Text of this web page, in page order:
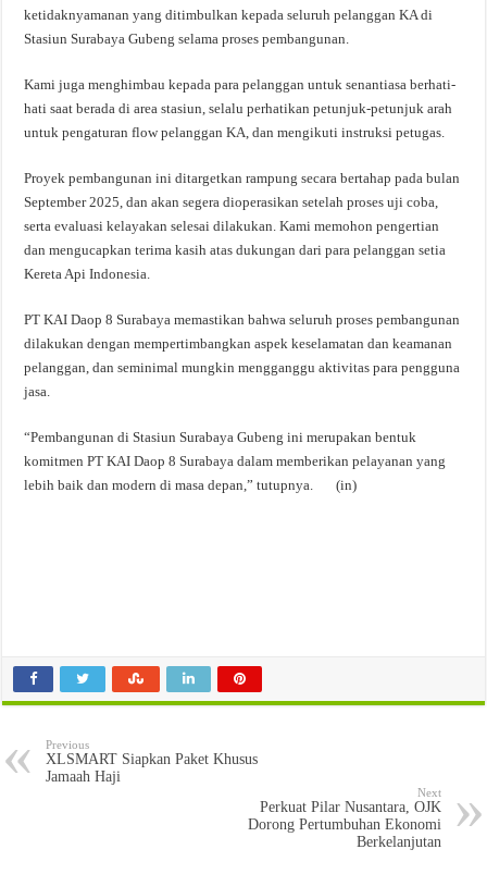
ketidaknyamanan yang ditimbulkan kepada seluruh pelanggan KA di
Stasiun Surabaya Gubeng selama proses pembangunan.
Kami juga menghimbau kepada para pelanggan untuk senantiasa berhati-
hati saat berada di area stasiun, selalu perhatikan petunjuk-petunjuk arah
untuk pengaturan flow pelanggan KA, dan mengikuti instruksi petugas.
Proyek pembangunan ini ditargetkan rampung secara bertahap pada bulan
September 2025, dan akan segera dioperasikan setelah proses uji coba,
serta evaluasi kelayakan selesai dilakukan. Kami memohon pengertian
dan mengucapkan terima kasih atas dukungan dari para pelanggan setia
Kereta Api Indonesia.
PT KAI Daop 8 Surabaya memastikan bahwa seluruh proses pembangunan
dilakukan dengan mempertimbangkan aspek keselamatan dan keamanan
pelanggan, dan seminimal mungkin mengganggu aktivitas para pengguna
jasa.
“Pembangunan di Stasiun Surabaya Gubeng ini merupakan bentuk
komitmen PT KAI Daop 8 Surabaya dalam memberikan pelayanan yang
lebih baik dan modern di masa depan,” tutupnya. (in)
Previous
XLSMART Siapkan Paket Khusus
Jamaah Haji
Next
Perkuat Pilar Nusantara, OJK
Dorong Pertumbuhan Ekonomi
Berkelanjutan